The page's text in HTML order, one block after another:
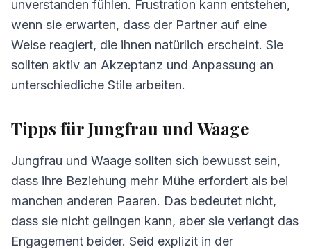
unverstanden fühlen. Frustration kann entstehen,
wenn sie erwarten, dass der Partner auf eine
Weise reagiert, die ihnen natürlich erscheint. Sie
sollten aktiv an Akzeptanz und Anpassung an
unterschiedliche Stile arbeiten.
Tipps für Jungfrau und Waage
Jungfrau und Waage sollten sich bewusst sein,
dass ihre Beziehung mehr Mühe erfordert als bei
manchen anderen Paaren. Das bedeutet nicht,
dass sie nicht gelingen kann, aber sie verlangt das
Engagement beider. Seid explizit in der